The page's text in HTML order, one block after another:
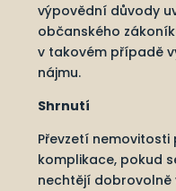
výpovědní důvody
občanského
v takovém případě
nájmu.
Shrnutí
Převzetí
komplikace, pokud
nechtějí dobrovolně